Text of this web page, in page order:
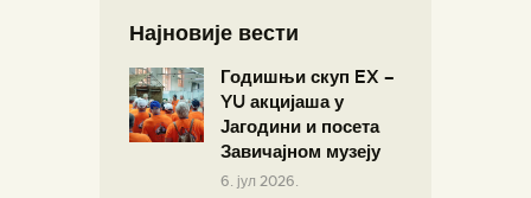
Најновије вести
Годишњи скуп EX –
YU акцијаша у
Јагодини и посета
Завичајном музеју
6. јул 2026.